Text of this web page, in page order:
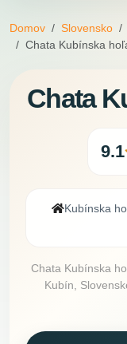
Domov Slovensko
Chata Kubínska
Chata
9.1
Kubínska
Chata Kubínska
Kubín,